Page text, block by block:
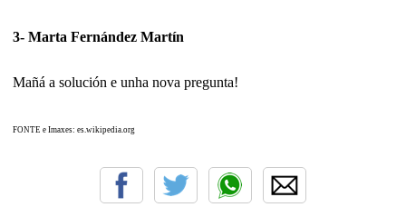
3- Marta Fernández Martín
Mañá a solución e unha nova pregunta!
FONTE e Imaxes: es.wikipedia.org